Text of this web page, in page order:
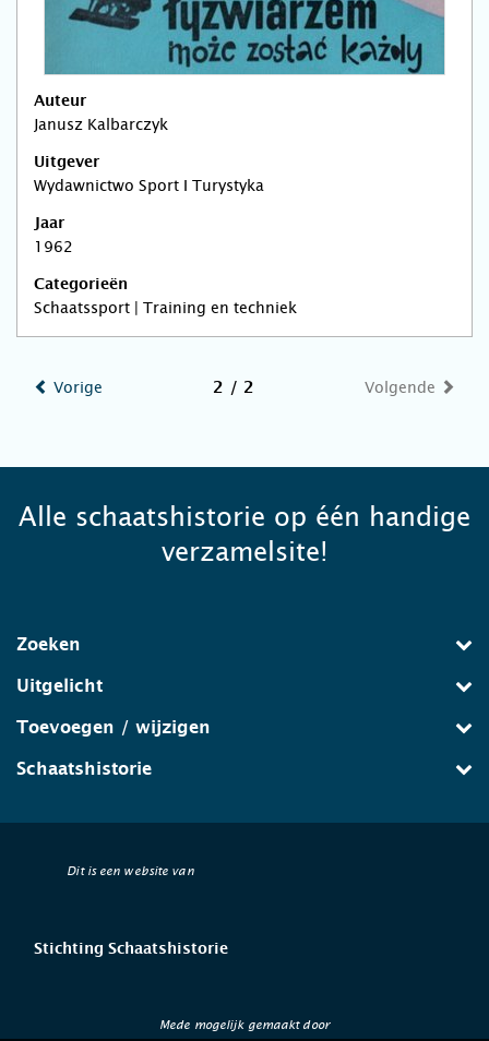
Auteur
Janusz Kalbarczyk
Uitgever
Wydawnictwo Sport I Turystyka
Jaar
1962
Categorieën
Schaatssport | Training en techniek
Vorige 2 / 2 Volgende
Alle schaatshistorie op één handige
verzamelsite!
Zoeken
Uitgelicht
Toevoegen / wijzigen
Schaatshistorie
Dit is een website van
Stichting Schaatshistorie
Mede mogelijk gemaakt door